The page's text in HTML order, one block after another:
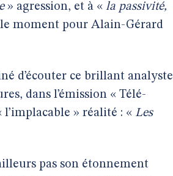
» agression, et à « la passivité,
moment pour Alain-Gérard
d’écouter ce brillant
dans l’émission « Télé-
» réalité : « Les
pas son étonnement